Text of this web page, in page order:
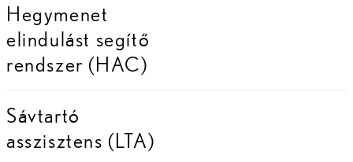
Hegymenet
elindulást segítő
rendszer (HAC)
Sávtartó
asszisztens (LTA)